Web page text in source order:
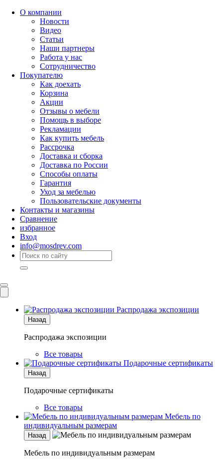
О компании
Новости
Видео
Статьи
Наши партнеры
Работа у нас
Сотрудничество
Покупателю
Как доехать
Корзина
Акции
Отзывы о мебели
Помощь в выборе
Рекламации
Как купить мебель
Рассрочка
Доставка и сборка
Доставка по России
Способы оплаты
Гарантия
Уход за мебелью
Пользовательские документы
Контакты и магазины
Сравнение
избранное
Вход
info@mosdrev.com
Распродажа экспозиции
Назад
Распродажа экспозиции
Все товары
Подарочные сертификаты
Назад
Подарочные сертификаты
Все товары
Мебель по
индивидуальным размерам
Назад
Мебель по индивидуальным размерам